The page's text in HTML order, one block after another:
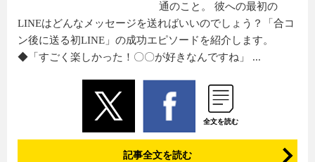
通のこと。 彼への最初の
LINEはどんなメッセージを送ればいいのでしょう？「合コ
ン後に送る初LINE」の成功エピソードを紹介します。
◆「すごく楽しかった！〇〇が好きなんですね」 ...
全文を読む
記事全文を読む